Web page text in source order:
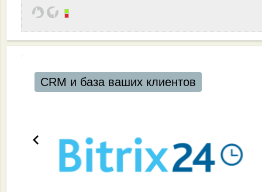
CRM и база ваших клиентов